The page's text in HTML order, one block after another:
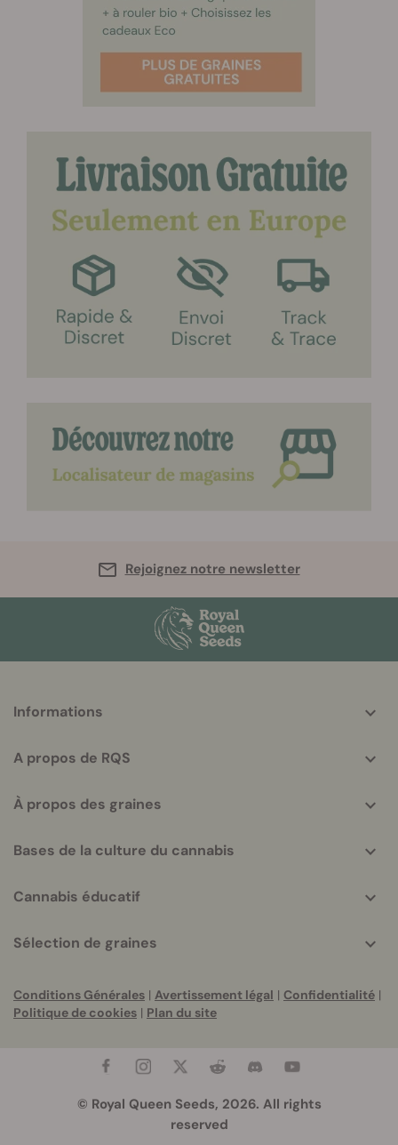
Rejoignez notre newsletter
helpful
Informations
A propos de RQS
À propos des graines
Bases de la culture du cannabis
Cannabis éducatif
Sélection de graines
Conditions Générales | Avertissement légal | Confidentialité |
Politique de cookies | Plan du site
© Royal Queen Seeds, 2026. All rights
reserved